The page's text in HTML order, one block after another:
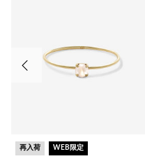
再入荷 WEB限定
前の画像